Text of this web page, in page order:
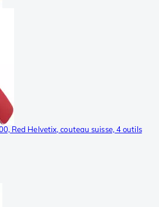
Red Helvetix, couteau suisse, 4 outils